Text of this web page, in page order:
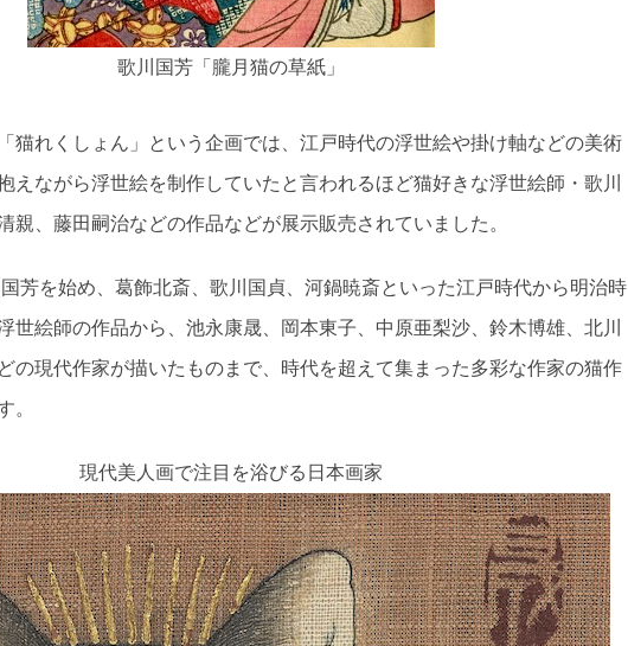
歌川国芳「朧月猫の草紙」
猫れくしょん」という企画では、江戸時代の浮世絵や掛け軸などの美術
えながら浮世絵を制作していたと言われるほど猫好きな浮世絵師・歌川
親、藤田嗣治などの作品などが展示販売されていました。
芳を始め、葛飾北斎、歌川国貞、河鍋暁斎といった江戸時代から明治時
世絵師の作品から、池永康晟、岡本東子、中原亜梨沙、鈴木博雄、北川
の現代作家が描いたものまで、時代を超えて集まった多彩な作家の猫作
。
現代美人画で注目を浴びる日本画家